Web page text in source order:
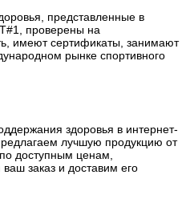
представленные в
проверены на
имеют сертификаты, занимают
рынке спортивного
здоровья в интернет-
лучшую продукцию от
доступным ценам,
заказ и доставим его